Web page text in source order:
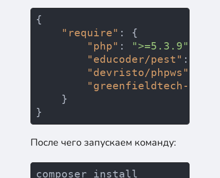
{
"require" :
{
"php" : ">=5.3.9"
"educoder/pest" :
"devristo/phpws"
"greenfieldtech-
}
}
После чего запускаем команду: